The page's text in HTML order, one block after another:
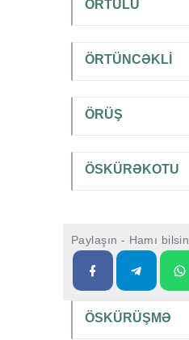
ÖRTÜLÜ
ÖRTÜNCƏKLİ
ÖRÜŞ
ÖSKÜRƏKOTU
Paylaşın - Hamı bilsin
ÖSKÜRÜŞMƏ